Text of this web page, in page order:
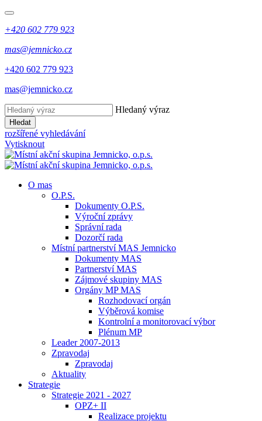
+420 602 779 923
mas@jemnicko.cz
+420 602 779 923
mas@jemnicko.cz
Hledaný výraz
Hledat
rozšířené vyhledávání
Vytisknout
O mas
O.P.S.
Dokumenty O.P.S.
Výroční zprávy
Správní rada
Dozorčí rada
Místní partnerství MAS Jemnicko
Dokumenty MAS
Partnerství MAS
Zájmové skupiny MAS
Orgány MP MAS
Rozhodovací orgán
Výběrová komise
Kontrolní a monitorovací výbor
Plénum MP
Leader 2007-2013
Zpravodaj
Zpravodaj
Aktuality
Strategie
Strategie 2021 - 2027
OPZ+ II
Realizace projektu